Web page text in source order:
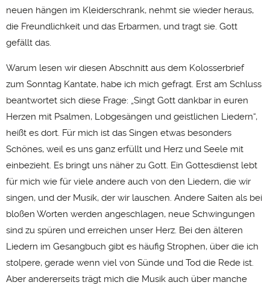
neuen hängen im Kleiderschrank, nehmt sie wieder heraus,
die Freundlichkeit und das Erbarmen, und tragt sie. Gott
gefällt das.
Warum lesen wir diesen Abschnitt aus dem Kolosserbrief
zum Sonntag Kantate, habe ich mich gefragt. Erst am Schluss
beantwortet sich diese Frage: „Singt Gott dankbar in euren
Herzen mit Psalmen, Lobgesängen und geistlichen Liedern“,
heißt es dort. Für mich ist das Singen etwas besonders
Schönes, weil es uns ganz erfüllt und Herz und Seele mit
einbezieht. Es bringt uns näher zu Gott. Ein Gottesdienst lebt
für mich wie für viele andere auch von den Liedern, die wir
singen, und der Musik, der wir lauschen. Andere Saiten als bei
bloßen Worten werden angeschlagen, neue Schwingungen
sind zu spüren und erreichen unser Herz. Bei den älteren
Liedern im Gesangbuch gibt es häufig Strophen, über die ich
stolpere, gerade wenn viel von Sünde und Tod die Rede ist.
Aber andererseits trägt mich die Musik auch über manche